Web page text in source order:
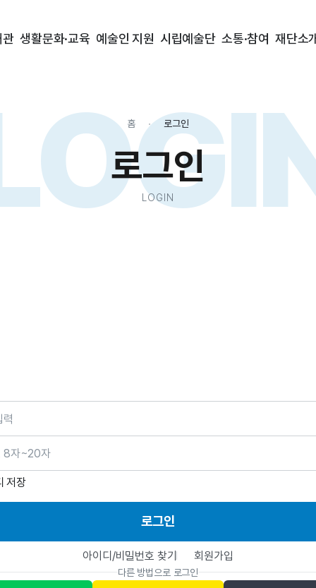
관 생활문화·교육 예술인 지원 시립예술단 소통·참여 재단소
홈 로그인
로그인
LOGIN
저장
로그인
아이디/비밀번호 찾기 회원가입
다른 방법으로 로그인